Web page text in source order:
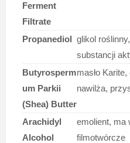
Ferment
Filtrate
Propanediol glikol
substancji
Butyrosperm
um Parkii
(Shea) Butter
masło
nawilża,
Arachidyl
Alcohol
emolient, ma
filmotwórcze